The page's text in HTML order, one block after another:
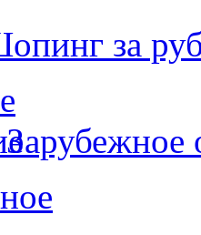
за
Зарубежное